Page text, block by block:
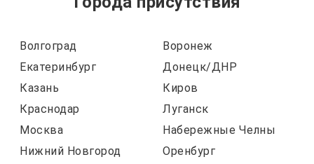
Волгоград
Воронеж
Екатеринбург
Донецк/ДНР
Казань
Киров
Краснодар
Луганск
Москва
Набережные Челны
Нижний Новгород
Оренбург